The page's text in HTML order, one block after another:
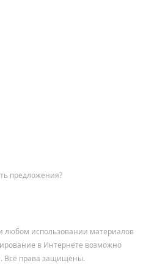
предложения?
использовании материалов
в Интернете возможно
Все права защищены.